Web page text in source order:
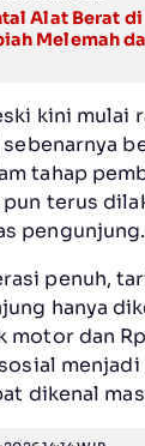
Alat Berat di
Melemah
kini mulai
tahap
terus
pengunjung.
penuh,
hanya
motor dan
menjadi
dikenal